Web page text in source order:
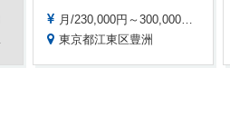
月/230,000円～300,000円 ※経験により応相談
東京都江東区豊洲